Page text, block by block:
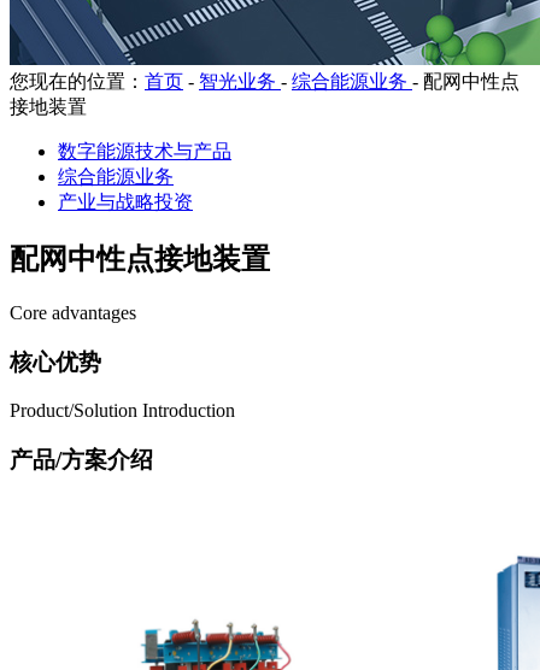
您现在的位置： 首页 - 智光业务 - 综合能源业务 - 配网中性点
接地装置
数字能源技术与产品
综合能源业务
产业与战略投资
配网中性点接地装置
Core advantages
核心优势
Product/Solution Introduction
产品/方案介绍